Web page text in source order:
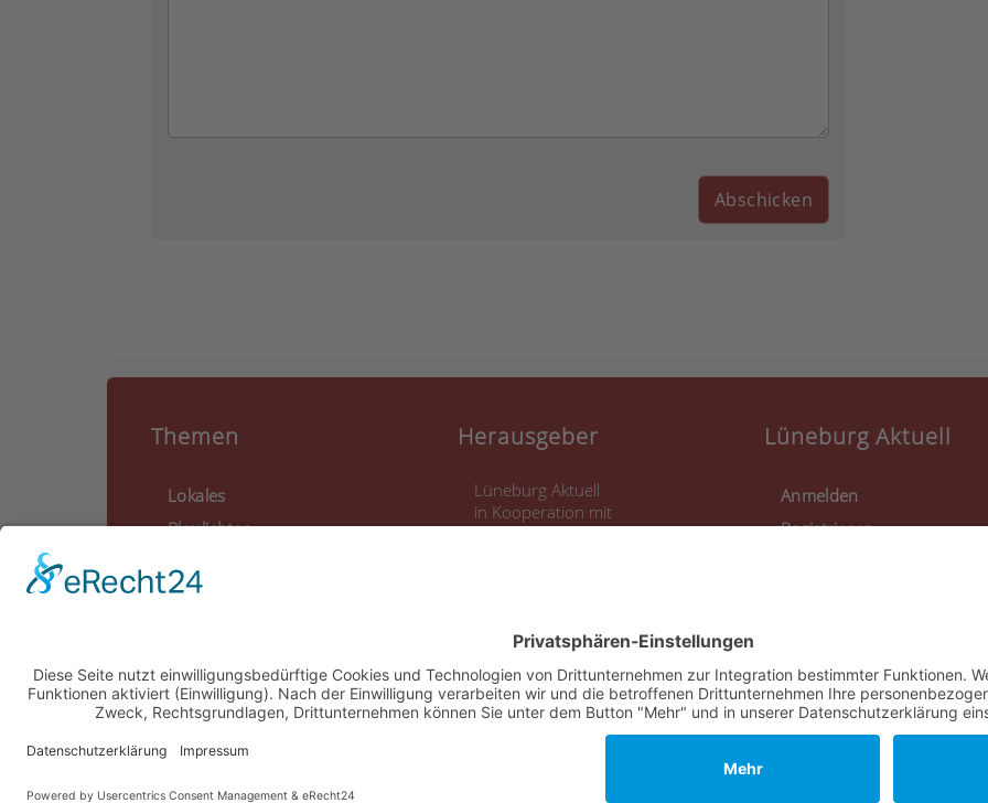
Themen
Lokales
Blaulichter
Wer macht was?
Herausgeber
Lüneburg Aktuell
in Kooperation mit
Lüneburg Aktuell
Anmelden
Registrieren